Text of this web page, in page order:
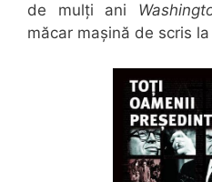
de mulți ani
măcar mașină de scris